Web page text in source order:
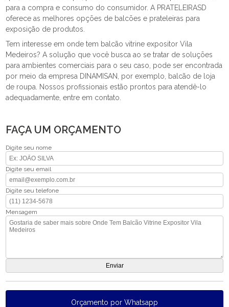
para a compra e consumo do consumidor. A PRATELEIRASD
oferece as melhores opções de balcões e prateleiras para
exposição de produtos.
Tem interesse em onde tem balcão vitrine expositor Vila
Medeiros? A solução que você busca ao se tratar de soluções
para ambientes comerciais para o seu caso, pode ser encontrada
por meio da empresa DINAMISAN, por exemplo, balcão de loja
de roupa. Nossos profissionais estão prontos para atendê-lo
adequadamente, entre em contato.
FAÇA UM ORÇAMENTO
Digite seu nome
Digite seu email
Digite seu telefone
Mensagem
Orçamento por Whatsapp